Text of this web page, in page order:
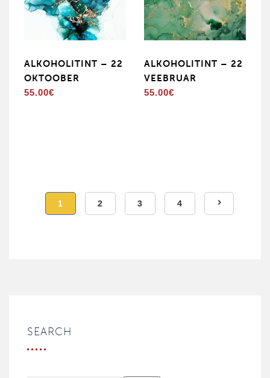
ALKOHOLITINT – 22
OKTOOBER
55.00€
ALKOHOLITINT – 22
VEEBRUAR
55.00€
1 2 3 4
SEARCH